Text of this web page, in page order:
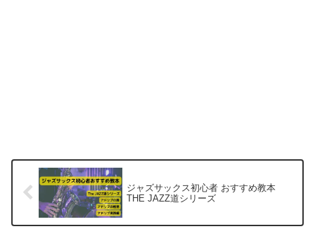
ジャズサックス初心者 おすすめ教本
THE JAZZ道シリーズ